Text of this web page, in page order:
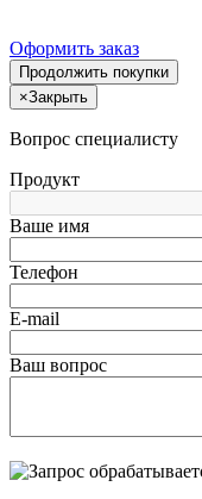
Оформить заказ
Продолжить покупки
×Закрыть
Вопрос специалисту
Продукт
Ваше имя
Телефон
E-mail
Ваш вопрос